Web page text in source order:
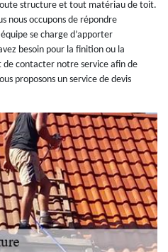
structure et tout matériau de toit.
nous occupons de répondre
se charge d’apporter
besoin pour la finition ou la
contacter notre service afin de
proposons un service de devis